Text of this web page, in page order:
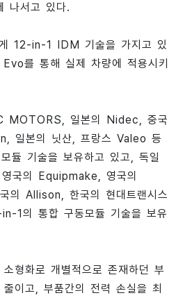
나서고 있다.
12-in-1 IDM 기술을 가지고 있
를 통해 실제 차량에 적용시키
MOTORS, 일본의 Nidec, 중국
일본의 닛산, 프랑스 Valeo 등
듈 기술을 보유하고 있고, 독일
의 Equipmake, 영국의
의 Allison, 한국의 현대트랜시스
1의 통합 구동모듈 기술을 보유
형화로 개별적으로 존재하던 부
이고, 부품간의 전력 손실을 최